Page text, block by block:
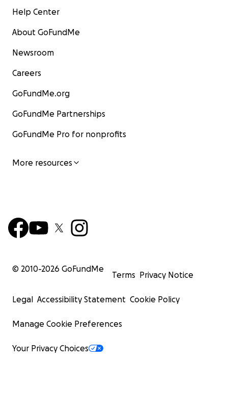
Help Center
About GoFundMe
Newsroom
Careers
GoFundMe.org
GoFundMe Partnerships
GoFundMe Pro for nonprofits
More resources
© 2010-2026 GoFundMe
Terms Privacy Notice
Legal Accessibility Statement Cookie Policy
Manage Cookie Preferences
Your Privacy Choices